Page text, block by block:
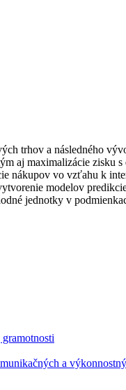
trhov a následného
aj maximalizácie zisku s
nákupov vo vzťahu k
modelov
jednotky v
a